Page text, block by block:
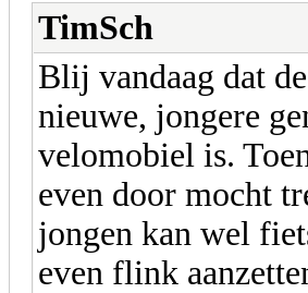
TimSch
Blij vandaag dat
nieuwe, jongere
velomobiel is.
even door mocht
jongen kan wel
even flink